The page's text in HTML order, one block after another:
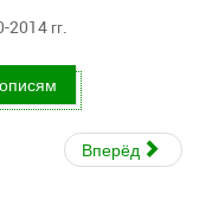
гг.
Вперёд